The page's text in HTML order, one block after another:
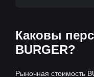
Каковы
BURGER?
Рыночная стоимость